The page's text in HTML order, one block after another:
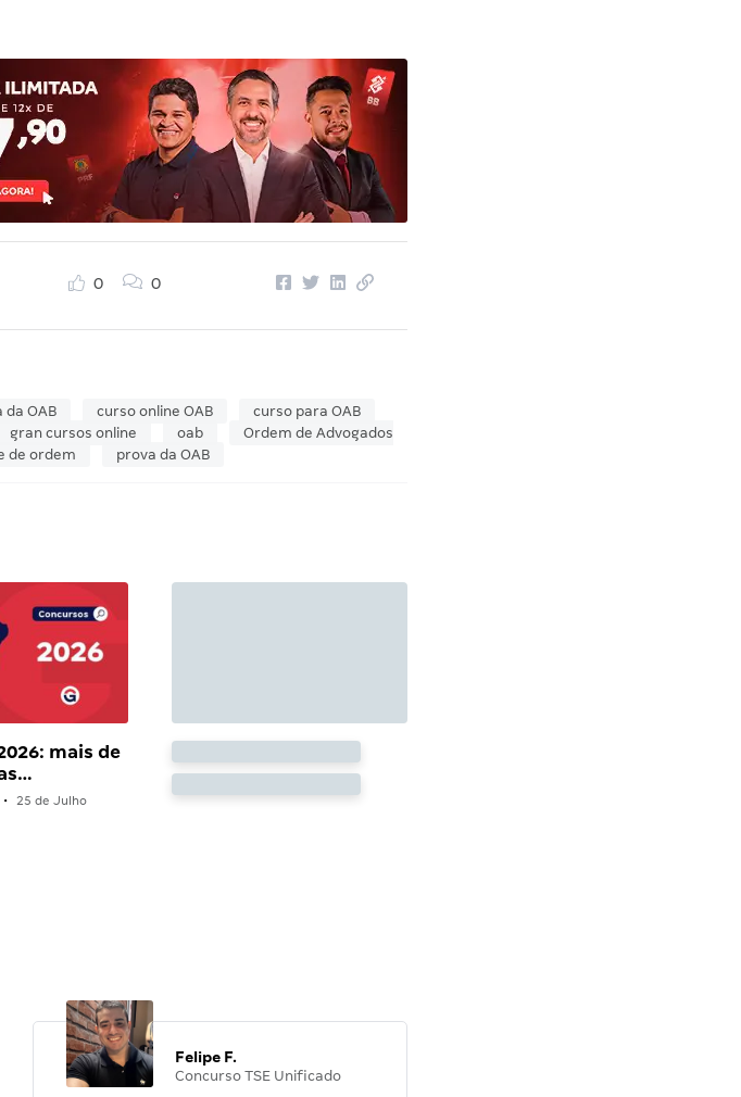
0 0
OAB curso online OAB
curso para OAB
gran cursos online oab
Ordem de Advogados
de ordem prova da OAB
mais de
• 25 de Julho
Felipe F.
Concurso TSE Unificado